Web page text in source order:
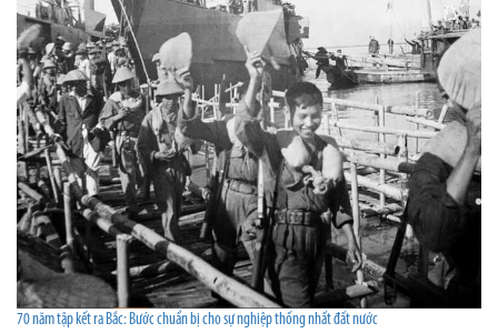
70 năm tập kết ra Bắc: Bước chuẩn bị cho sự nghiệp thống nhất đất nước